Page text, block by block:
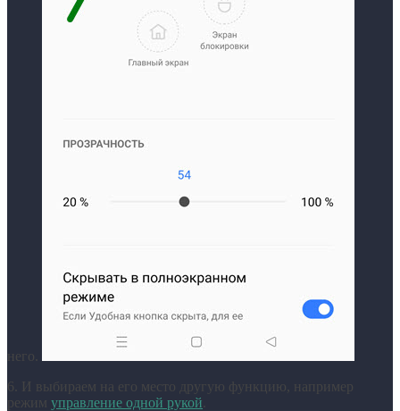
него.
6. И выбираем на его место другую функцию, например
режим управление одной рукой